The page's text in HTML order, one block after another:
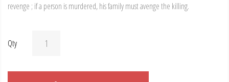
revenge ; if a person is murdered, his family must avenge the killing.
Qty